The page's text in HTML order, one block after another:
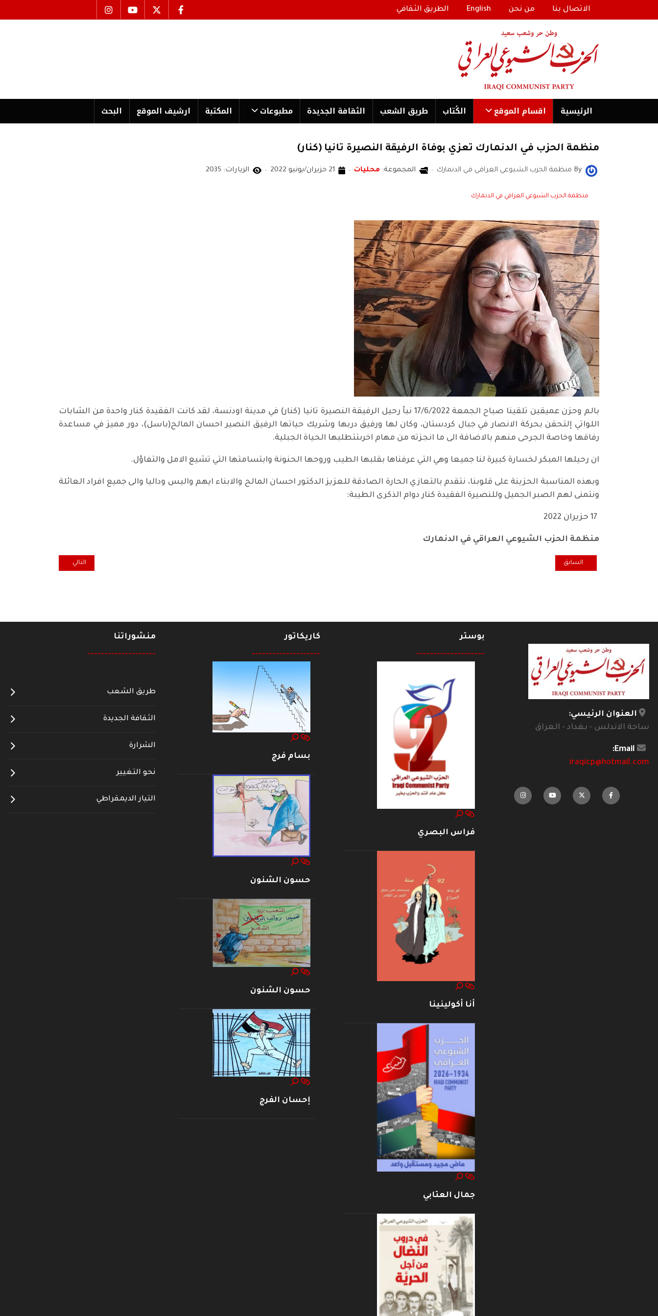
الاتصال بنا من نحن English الطريق الثقافي
الرئیسية اقسام الموقع الكُتاب طریق الشعب الثقافة الجدیدة مطبوعات المكتبة ارشیف الموقع البحث
منظمة الحزب في الدنمارك تعزي بوفاة الرفيقة النصيرة تانيا (كنار)
By منظمة الحزب الشيوعي العراقي في الدنمارك المجموعة: محليات 21 حزيران/يونيو 2022 الزيارات: 2035
منظمة الحزب الشيوعي العراقي في الدنمارك
بالم وحزن عميقين تلقينا صباح الجمعة 17/6/2022 نبأ رحيل الرفيقة النصيرة تانيا (كنار) في مدينة اودنسة، لقد كانت الفقيدة كنار واحدة من الشابات
اللواتي إلتحقن بحركة الانصار في جبال كردستان، وكان لها ورفيق دربها وشريك حياتها الرفيق النصير احسان المالح(باسل)، دور مميز في مساعدة
رفاقها وخاصة الجرحى منهم بالاضافة الى ما انجزته من مهام اخرىتتطلبها الحياة الجبلية.
ان رحيلها المبكر لخسارة كبيرة لنا جميعا وهي التي عرفناها بقلبها الطيب وروحها الحنونة وابتسامتها التي تشيع الامل والتفاؤل.
وبهذه المناسبة الحزينة على قلوبنا، نتقدم بالتعازي الحارة الصادقة للعزيز الدكتور احسان المالح والابناء ايهم واليس وداليا والى جميع افراد العائلة
ونتمنى لهم الصبر الجميل وللنصيرة الفقيدة كنار دوام الذكرى الطيبة:
منظمة الحزب الشيوعي العراقي في الدنمارك
المقال السابق: تعزية منظمة الحزب في الدنمارك للفنان الرفيق طالب غالي بوفاة أخيه
السابق المقال التالي: تعزية منظمة
التالي
العنوان الرئيسي:
ساحة الاندلس - بغداد - العراق
Email:
iraqicp@hotmail.com
بوستر
--------------------
فراس البصري
أنا أكولينينا
جمال العتابي
كاريكاتور
--------------------
بسام فرج
حسون الشنون
حسون الشنون
إحسان الفرج
منشوراتنا
--------------------
طريق الشعب
الثقافة الجديدة
الشرارة
نحو التغيير
التيار الديمقراطي